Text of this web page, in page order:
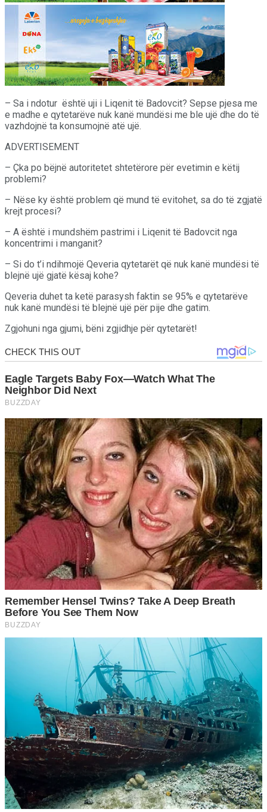
– Sa i ndotur është uji i Liqenit të Badovcit? Sepse pjesa me
e madhe e qytetarëve nuk kanë mundësi me ble ujë dhe do të
vazhdojnë ta konsumojnë atë ujë.
ADVERTISEMENT
– Çka po bëjnë autoritetet shtetërore për evetimin e këtij
problemi?
– Nëse ky është problem që mund të evitohet, sa do të zgjatë
krejt procesi?
– A është i mundshëm pastrimi i Liqenit të Badovcit nga
koncentrimi i manganit?
– Si do t’i ndihmojë Qeveria qytetarët që nuk kanë mundësi të
blejnë ujë gjatë kësaj kohe?
Qeveria duhet ta ketë parasysh faktin se 95% e qytetarëve
nuk kanë mundësi të blejnë ujë për pije dhe gatim.
Zgjohuni nga gjumi, bëni zgjidhje për qytetarët!